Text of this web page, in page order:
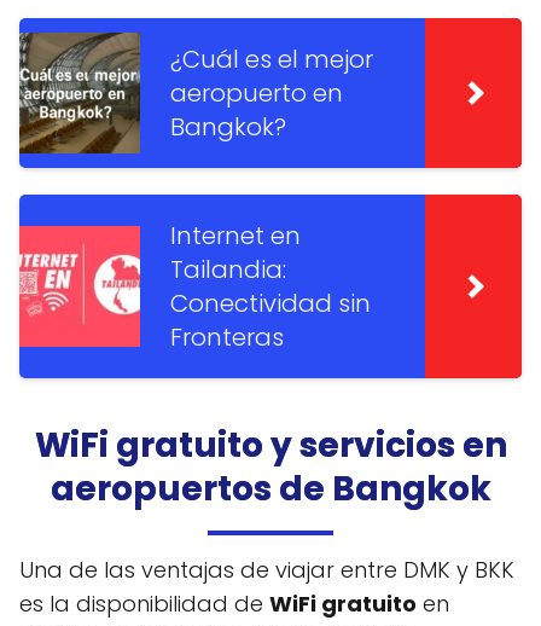
¿Cuál es el mejor
aeropuerto en
Bangkok?
Internet en
Tailandia:
Conectividad sin
Fronteras
WiFi gratuito y servicios en
aeropuertos de Bangkok
Una de las ventajas de viajar entre DMK y BKK
es la disponibilidad de WiFi gratuito en